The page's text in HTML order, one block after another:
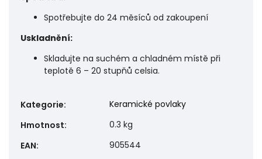
Spotřebujte do 24 měsíců od zakoupení
Uskladnění:
Skladujte na suchém a chladném místě při
teplotě 6 – 20 stupňů celsia.
Kategorie:
Keramické povlaky
Hmotnost:
0.3 kg
EAN: 905544